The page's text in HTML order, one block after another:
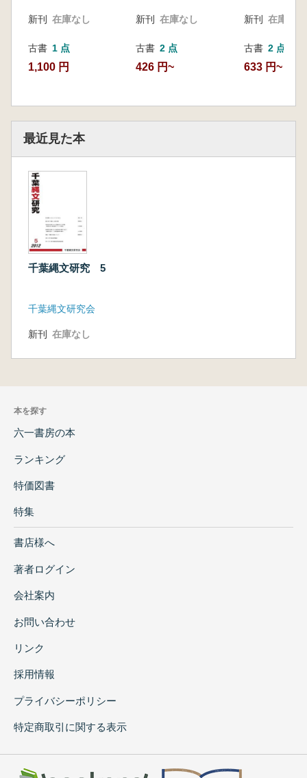
新刊 在庫なし
古書 1 点
1,100 円
新刊 在庫なし
古書 2 点
426 円~
新刊 在庫なし
古書 2 点
633 円~
最近見た本
千葉縄文研究 5
千葉縄文研究会
新刊 在庫なし
本を探す
六一書房の本
ランキング
特価図書
特集
書店様へ
著者ログイン
会社案内
お問い合わせ
リンク
採用情報
プライバシーポリシー
特定商取引に関する表示